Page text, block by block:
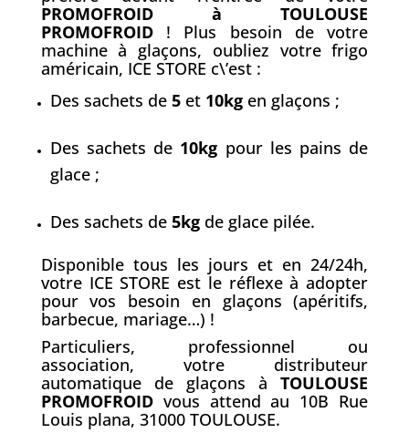
PROMOFROID à TOULOUSE
PROMOFROID! Plus besoin de votre
machine à glaçons, oubliez votre frigo
américain, ICE STORE c\’est :
Des sachets de 5et 10kgen glaçons ;
Des sachets de 10kg pour les pains de
glace ;
Des sachets de 5kgde glace pilée.
Disponible tous les jours et en 24/24h,
votre ICE STORE est le réflexe à adopter
pour vos besoin en glaçons (apéritifs,
barbecue, mariage…) !
Particuliers, professionnel ou
association, votre distributeur
automatique de glaçons àTOULOUSE
PROMOFROIDvous attend au 10B Rue
Louis plana, 31000 TOULOUSE.